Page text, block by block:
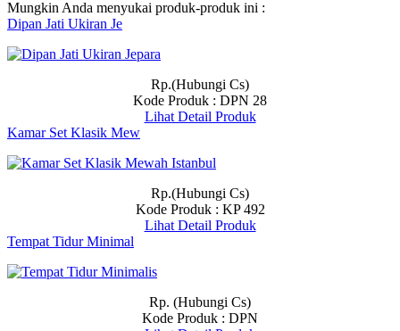
Mungkin Anda menyukai produk-produk ini :
Dipan Jati Ukiran Je
Rp.(Hubungi Cs)
Kode Produk : DPN 28
Lihat Detail Produk
Kamar Set Klasik Mew
Rp.(Hubungi Cs)
Kode Produk : KP 492
Lihat Detail Produk
Tempat Tidur Minimal
Rp. (Hubungi Cs)
Kode Produk : DPN